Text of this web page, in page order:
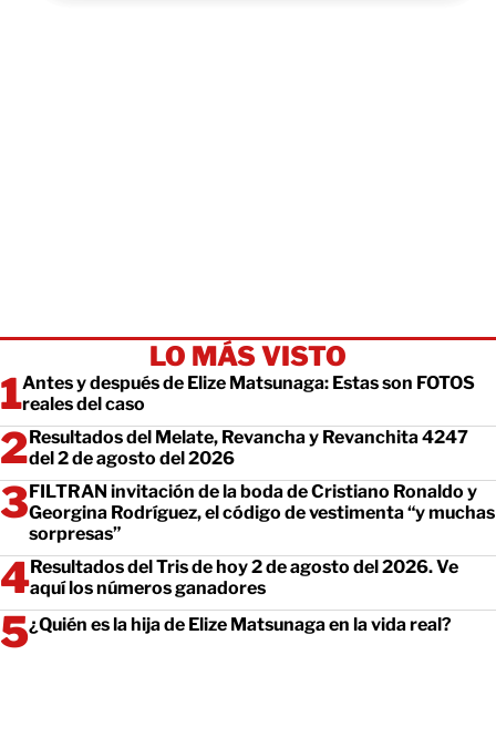
LO MÁS VISTO
Antes y después de Elize Matsunaga: Estas son FOTOS
reales del caso
Resultados del Melate, Revancha y Revanchita 4247
del 2 de agosto del 2026
FILTRAN invitación de la boda de Cristiano Ronaldo y
Georgina Rodríguez, el código de vestimenta “y muchas
sorpresas”
Resultados del Tris de hoy 2 de agosto del 2026. Ve
aquí los números ganadores
¿Quién es la hija de Elize Matsunaga en la vida real?